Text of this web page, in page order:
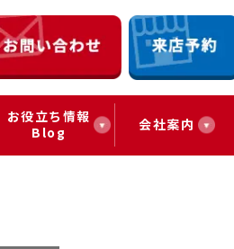
お役立ち情報
Blog
会社案内